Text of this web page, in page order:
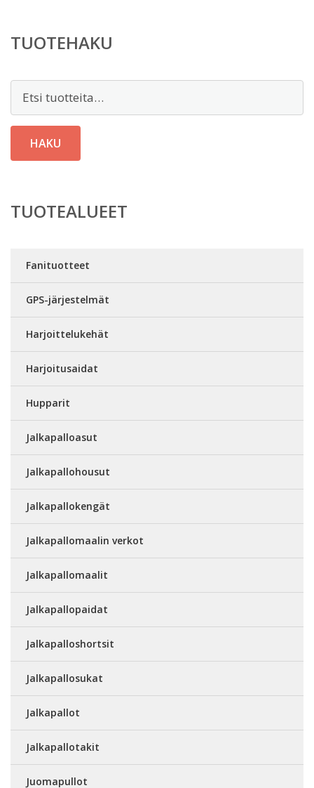
TUOTEHAKU
Etsi:
HAKU
TUOTEALUEET
Fanituotteet
GPS-järjestelmät
Harjoittelukehät
Harjoitusaidat
Hupparit
Jalkapalloasut
Jalkapallohousut
Jalkapallokengät
Jalkapallomaalin verkot
Jalkapallomaalit
Jalkapallopaidat
Jalkapalloshortsit
Jalkapallosukat
Jalkapallot
Jalkapallotakit
Juomapullot